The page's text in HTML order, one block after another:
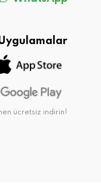
ücretsiz indirin!